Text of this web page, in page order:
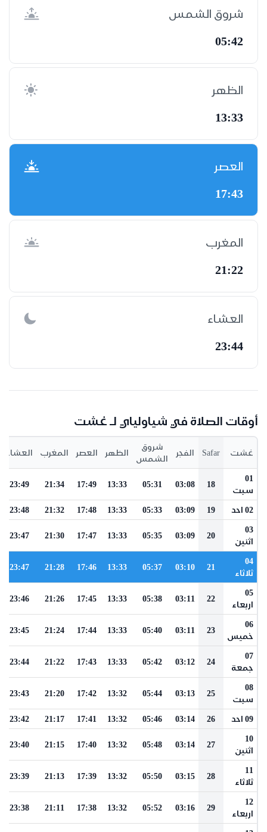
شروق الشمس
05:42
الظهر
13:33
العصر
17:43
المغرب
21:22
العشاء
23:44
أوقات الصلاة في شياولياي لـ غشت
غشت Safar الفجر
شروق
الشمس
الظهر العصر المغرب العشاء
01
سبت
18
03:08
05:31
13:33
17:49
21:34
23:49
02 احد 19
03:09
05:33
13:33
17:48
21:32
23:48
03
اثنين
20
03:09
05:35
13:33
17:47
21:30
23:47
04
ثلاثاء
21
03:10
05:37
13:33
17:46
21:28
23:47
05
اربعاء
22
03:11
05:38
13:33
17:45
21:26
23:46
06
خميس
23
03:11
05:40
13:33
17:44
21:24
23:45
07
جمعة
24
03:12
05:42
13:33
17:43
21:22
23:44
08
سبت
25
03:13
05:44
13:32
17:42
21:20
23:43
09 احد 26
03:14
05:46
13:32
17:41
21:17
23:42
10
اثنين
27
03:14
05:48
13:32
17:40
21:15
23:40
11
ثلاثاء
28
03:15
05:50
13:32
17:39
21:13
23:39
12
اربعاء
29
03:16
05:52
13:32
17:38
21:11
23:38